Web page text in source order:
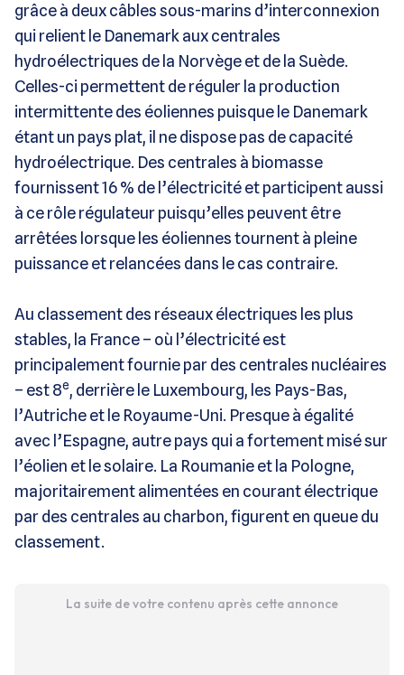
grâce à deux câbles sous-marins d’interconnexion
qui relient le Danemark aux centrales
hydroélectriques de la Norvège et de la Suède.
Celles-ci permettent de réguler la production
intermittente des éoliennes puisque le Danemark
étant un pays plat, il ne dispose pas de capacité
hydroélectrique. Des centrales à biomasse
fournissent 16 % de l’électricité et participent aussi
à ce rôle régulateur puisqu’elles peuvent être
arrêtées lorsque les éoliennes tournent à pleine
puissance et relancées dans le cas contraire.
Au classement des réseaux électriques les plus
stables, la France – où l’électricité est
principalement fournie par des centrales nucléaires
– est 8e, derrière le Luxembourg, les Pays-Bas,
l’Autriche et le Royaume-Uni. Presque à égalité
avec l’Espagne, autre pays qui a fortement misé sur
l’éolien et le solaire. La Roumanie et la Pologne,
majoritairement alimentées en courant électrique
par des centrales au charbon, figurent en queue du
classement.
La suite de votre contenu après cette annonce